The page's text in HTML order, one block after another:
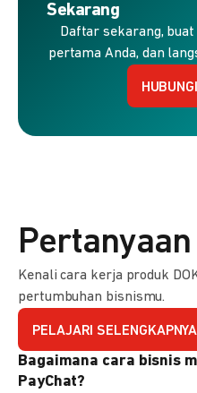
Sekarang
Daftar sekarang, buat
pertama Anda, dan
Kenali cara kerja produk
pertumbuhan bisnismu.
PELAJARI SELENGKAPNYA
Bagaimana cara bisnis
PayChat?